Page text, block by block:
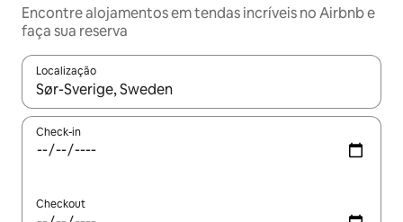
Encontre alojamentos em tendas incríveis no Airbnb e
faça sua reserva
Localização
Quando os resultados estiverem disponíveis, explore-os
Check-in
Checkout